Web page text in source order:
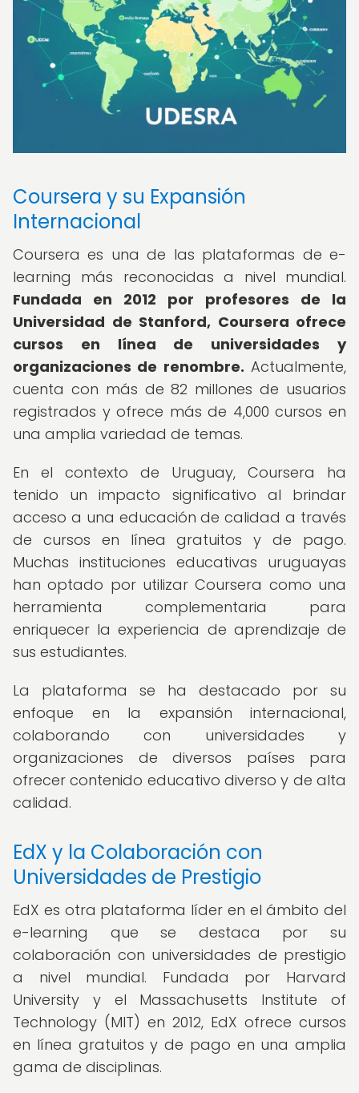
Coursera y su Expansión
Internacional
Coursera es una de las plataformas de e-
learning más reconocidas a nivel mundial.
Fundada en 2012 por profesores de la
Universidad de Stanford, Coursera ofrece
cursos en línea de universidades y
organizaciones de renombre. Actualmente,
cuenta con más de 82 millones de usuarios
registrados y ofrece más de 4,000 cursos en
una amplia variedad de temas.
En el contexto de Uruguay, Coursera ha
tenido un impacto significativo al brindar
acceso a una educación de calidad a través
de cursos en línea gratuitos y de pago.
Muchas instituciones educativas uruguayas
han optado por utilizar Coursera como una
herramienta complementaria para
enriquecer la experiencia de aprendizaje de
sus estudiantes.
La plataforma se ha destacado por su
enfoque en la expansión internacional,
colaborando con universidades y
organizaciones de diversos países para
ofrecer contenido educativo diverso y de alta
calidad.
EdX y la Colaboración con
Universidades de Prestigio
EdX es otra plataforma líder en el ámbito del
e-learning que se destaca por su
colaboración con universidades de prestigio
a nivel mundial. Fundada por Harvard
University y el Massachusetts Institute of
Technology (MIT) en 2012, EdX ofrece cursos
en línea gratuitos y de pago en una amplia
gama de disciplinas.